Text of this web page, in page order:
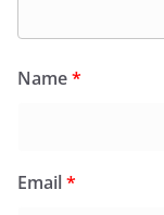
Name*
Email*